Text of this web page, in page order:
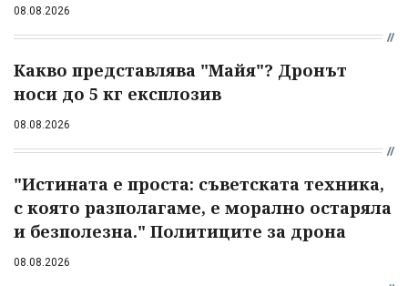
08.08.2026
Какво представлява "Майя"? Дронът
носи до 5 кг експлозив
08.08.2026
"Истината е проста: съветската техника,
с която разполагаме, е морално остаряла
и безполезна." Политиците за дрона
08.08.2026